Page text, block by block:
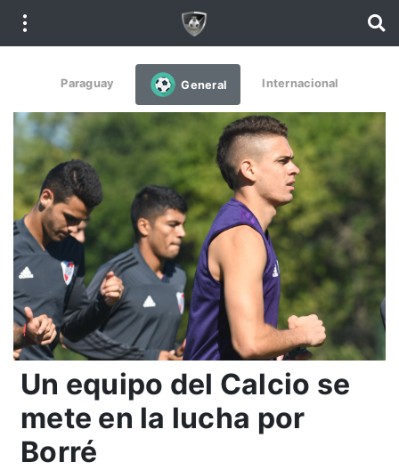
Paraguay General Internacional
Un equipo del Calcio se
mete en la lucha por
Borré